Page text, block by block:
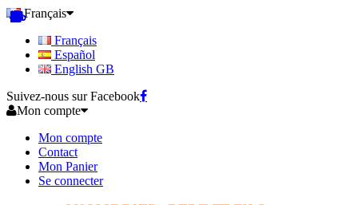
Français
Français
Español
English GB
Suivez-nous sur Facebook
Mon compte
Mon compte
Contact
Mon Panier
Se connecter